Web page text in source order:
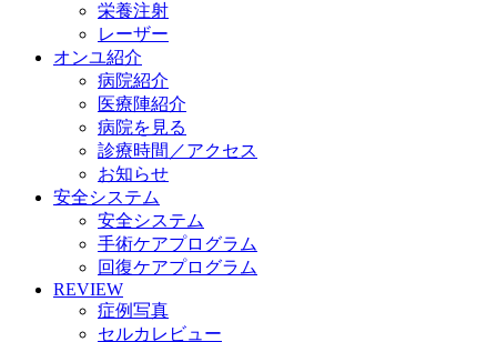
栄養注射
レーザー
オンユ紹介
病院紹介
医療陣紹介
病院を見る
診療時間／アクセス
お知らせ
安全システム
安全システム
手術ケアプログラム
回復ケアプログラム
REVIEW
症例写真
セルカレビュー